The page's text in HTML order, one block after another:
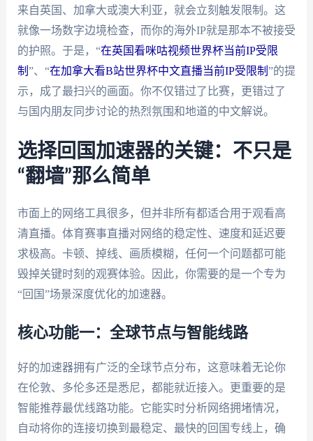
来自英国、加拿大或澳大利亚，就会立刻触发限制。这
就像一场数字边境检查，而你的海外IP就是那本不被接受
的护照。于是，“在英国看咪咕视频世界杯当前IP受限
制 ”、“在加拿大看B站世界杯中文直播当前IP受限制 ”的提
示，成了最扫兴的画面。你不仅错过了比赛，更错过了
与国内朋友同步讨论的热烈氛围和地道的中文解说。
选择回国加速器的关键：不只是
“翻墙”那么简单
市面上的网络工具很多，但并非所有都适合用于观看高
清直播。体育赛事直播对网络的稳定性、速度和延迟要
求极高。卡顿、掉线、画质模糊，任何一个问题都可能
毁掉关键时刻的观赛体验。因此，你需要的是一个专为
“回国”场景深度优化的加速器。
核心功能一：全球节点与智能线路
好的加速器拥有广泛的全球节点分布，这意味着无论你
在伦敦、多伦多还是悉尼，都能就近接入。更重要的是
智能推荐最优线路功能。它能实时分析网络拥堵情况，
自动将你的连接切换到最稳定、最快的回国专线上，确